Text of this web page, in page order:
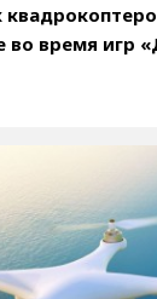
во время игр